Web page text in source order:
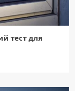
тест для